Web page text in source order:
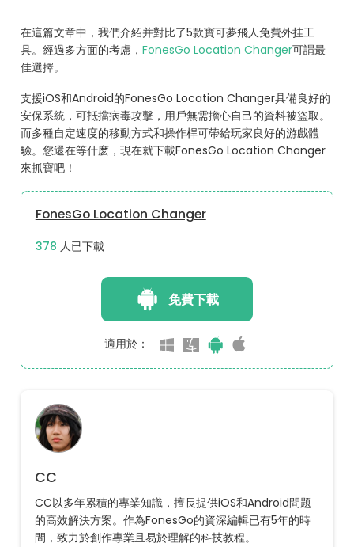
在這篇文章中，我們介紹并對比了5款寶可夢飛人免費外挂工
具。經過多方面的考慮，FonesGo Location Changer可謂最
佳選擇。
支援iOS和Android的FonesGo Location Changer具備良好的
安保系統，可抵擋病毒攻擊，用戶無需擔心自己的資料被盜取。
而多種自定速度的移動方式和操作桿可帶給玩家良好的游戲體
驗。您還在等什麽，現在就下載FonesGo Location Changer
來抓寶吧！
FonesGo Location Changer
393 人已下載
免費下載
適用於：
CC
CC以多年累積的專業知識，擅長提供iOS和Android問題
的高效解決方案。作為FonesGo的資深編輯已有5年的時
間，致力於創作專業且易於理解的科技教程。